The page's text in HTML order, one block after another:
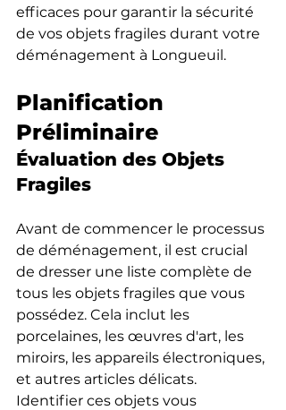
efficaces pour garantir la sécurité
de vos objets fragiles durant votre
déménagement à Longueuil.
Planification
Préliminaire
Évaluation des Objets
Fragiles
Avant de commencer le processus
de déménagement, il est crucial
de dresser une liste complète de
tous les objets fragiles que vous
possédez. Cela inclut les
porcelaines, les œuvres d'art, les
miroirs, les appareils électroniques,
et autres articles délicats.
Identifier ces objets vous